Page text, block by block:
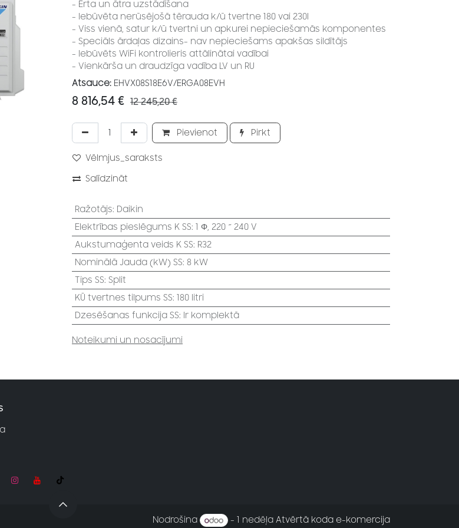
- Ērta un ātra uzstādīšana
- Iebūvēta nerūsējošā tērauda k/ū tvertne 180 vai 230l
- Viss vienā, satur k/ū tvertni un apkurei nepieciešamās komponentes
- Speciāls ārdaļas dizains- nav nepieciešams apakšas sildītājs
- Iebūvēts WiFi kontrolieris attālinātai vadībai
- Vienkārša un draudzīga vadība LV un RU
Atsauce: EHVX08S18E6V/ERGA08EVH
8 816,54 € 12 245,20€
Pievienot Pirkt
Vēlmjus_saraksts
Salīdzināt
Ražotājs: Daikin
Elektrības pieslēgums K SS: 1 Φ, 220 ~ 240 V
Aukstumaģenta veids K SS: R32
Nominālā Jauda (kW) SS: 8 kW
Tips SS: Split
KŪ tvertnes tilpums SS: 180 litri
Dzesēšanas funkcija SS: Ir komplektā
Noteikumi un nosacījumi
Nodrošina - 1 nedēļa Atvērtā koda e-komercija